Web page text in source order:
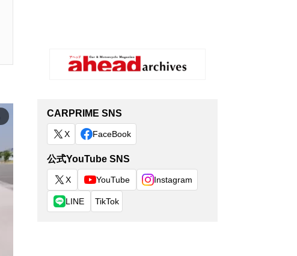
CARPRIME SNS
X FaceBook
公式YouTube SNS
X YouTube Instagram
LINE TikTok